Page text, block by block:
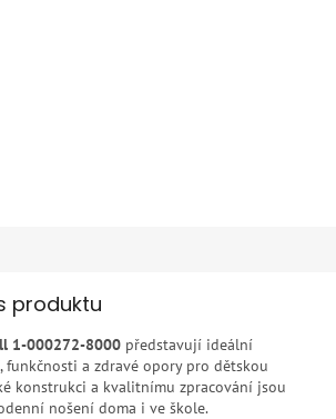
produktu
1-000272-8000 představují ideální
a zdravé opory pro dětskou
konstrukci a kvalitnímu zpracování jsou
nošení doma i ve škole.